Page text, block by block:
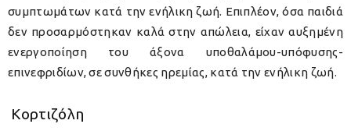
συμπτωμάτων κατά την ενήλικη ζωή. Επιπλέον, όσα παιδιά
δεν προσαρμόστηκαν καλά στην απώλεια, είχαν αυξημένη
ενεργοποίηση του άξονα υποθαλάμου-υπόφυσης-
επινεφριδίων, σε συνθήκες ηρεμίας, κατά την ενήλικη ζωή.
Κορτιζόλη